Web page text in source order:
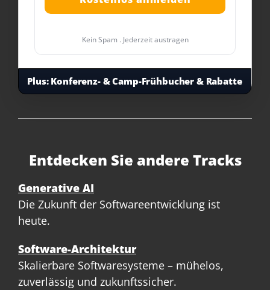
Kein Spam . Jederzeit austragen
Plus:Konferenz- & Camp-Frühbucher & Rabatte
Entdecken Sie andere Tracks
Generative AI
Die Zukunft der Softwareentwicklung ist
heute.
Software-Architektur
Skalierbare Softwaresysteme – mühelos,
zuverlässig und zukunftssicher.